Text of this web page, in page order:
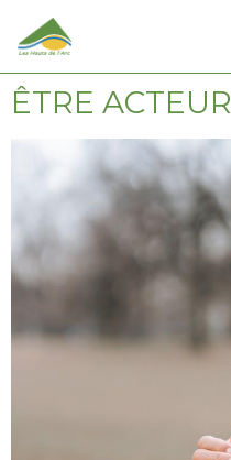
ÊTRE ACTEUR